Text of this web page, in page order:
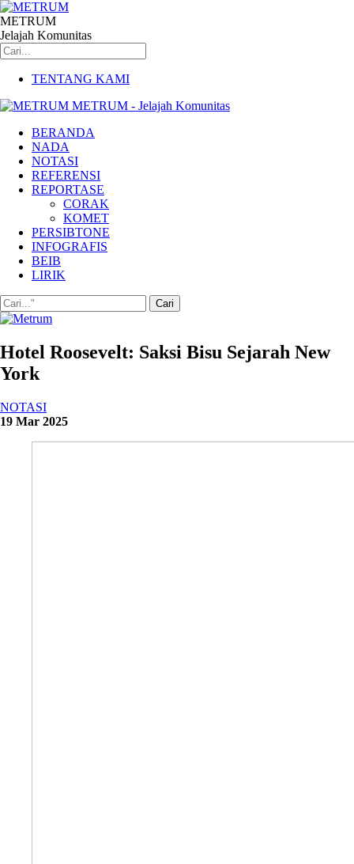
METRUM
Jelajah Komunitas
TENTANG KAMI
METRUM - Jelajah Komunitas
BERANDA
NADA
NOTASI
REFERENSI
REPORTASE
CORAK
KOMET
PERSIBTONE
INFOGRAFIS
BEIB
LIRIK
Hotel Roosevelt: Saksi Bisu Sejarah New
York
NOTASI
19 Mar 2025